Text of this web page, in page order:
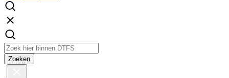
Zoeken